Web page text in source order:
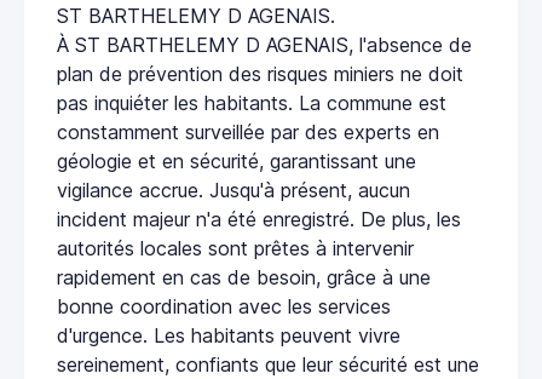
ST BARTHELEMY D AGENAIS.
À ST BARTHELEMY D AGENAIS, l'absence de
plan de prévention des risques miniers ne doit
pas inquiéter les habitants. La commune est
constamment surveillée par des experts en
géologie et en sécurité, garantissant une
vigilance accrue. Jusqu'à présent, aucun
incident majeur n'a été enregistré. De plus, les
autorités locales sont prêtes à intervenir
rapidement en cas de besoin, grâce à une
bonne coordination avec les services
d'urgence. Les habitants peuvent vivre
sereinement, confiants que leur sécurité est une